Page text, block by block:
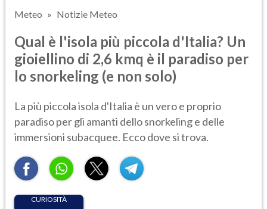
Meteo Notizie Meteo
Qual è l'isola più piccola d'Italia? Un
gioiellino di 2,6 kmq è il paradiso per
lo snorkeling (e non solo)
La più piccola isola d'Italia è un vero e proprio
paradiso per gli amanti dello snorkeling e delle
immersioni subacquee. Ecco dove si trova.
CURIOSITÀ